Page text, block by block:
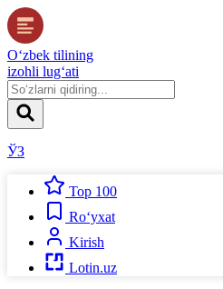
O‘zbek tilining
izohli lug‘ati
ЎЗ
Top 100
Ro‘yxat
Kirish
Lotin.uz